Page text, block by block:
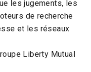
les jugements, les
de recherche
et les réseaux
Liberty Mutual